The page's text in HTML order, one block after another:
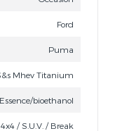
Ford
Puma
Mhev Titanium
Essence/bioethanol
4x4 / S.U.V. / Break